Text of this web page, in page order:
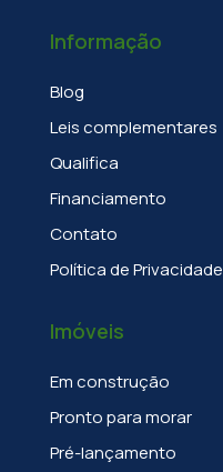
Informação
Blog
Leis complementares
Qualifica
Financiamento
Contato
Política de Privacidade
Imóveis
Em construção
Pronto para morar
Pré-lançamento